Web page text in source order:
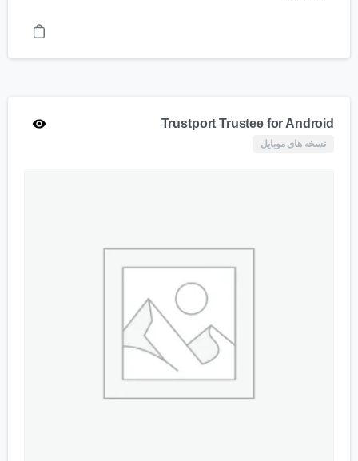
Trustport Trustee for Android
نسخه های موبایل